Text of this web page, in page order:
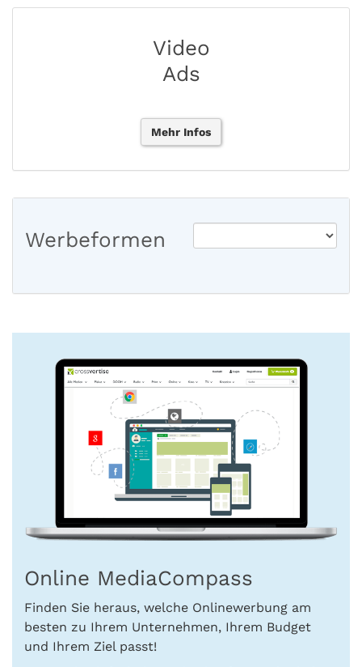
Video
Ads
Mehr Infos
Werbeformen
Online MediaCompass
Finden Sie heraus, welche Onlinewerbung am
besten zu Ihrem Unternehmen, Ihrem Budget
und Ihrem Ziel passt!